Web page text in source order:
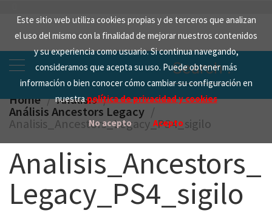
Este sitio web utiliza cookies propias y de terceros que analizan
el uso del mismo con la finalidad de mejorar nuestros contenidos
y su experiencia como usuario. Si continua navegando,
consideramos que acepta su uso. Puede obtener más
información o bien conocer cómo cambiar su configuración en
nuestrapolítica de privacidad y cookies
No acepto Acepto
content
Search
for:
Home Analisis
Análisis Ancestors Legacy
Analisis_Ancestors_Legacy_PS4_sigilo
Analisis_Ancestors_
Legacy_PS4_sigilo